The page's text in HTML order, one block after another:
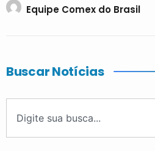
Equipe Comex do Brasil
Buscar Notícias